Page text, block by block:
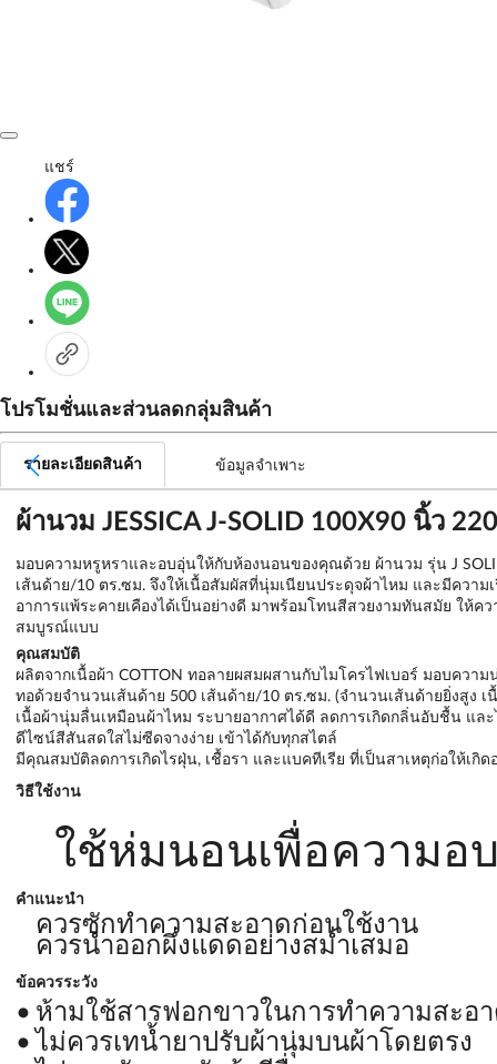
แชร์
โปรโมชั่นและส่วนลดกลุ่มสินค้า
รายละเอียดสินค้า ข้อมูลจำเพาะ
ผ้านวม JESSICA J-SOLID 100X90 นิ้ว
มอบความหรูหราและอบอุ่นให้กับห้องนอนของคุณด้วย ผ้านวม รุ่น J
เส้นด้าย/10 ตร.ซม. จึงให้เนื้อสัมผัสที่นุ่มเนียนประดุจผ้าไหม และมีควา
อาการแพ้ระคายเคืองได้เป็นอย่างดี มาพร้อมโทนสีสวยงามทันสมัย ให้
สมบูรณ์แบบ
คุณสมบัติ
ผลิตจากเนื้อผ้า COTTON ทอลายผสมผสานกับไมโครไฟเบอร์ มอบควา
ทอด้วยจำนวนเส้นด้าย 500 เส้นด้าย/10 ตร.ซม. (จำนวนเส้นด้ายยิ่งสูง เ
เนื้อผ้านุ่มลื่นเหมือนผ้าไหม ระบายอากาศได้ดี ลดการเกิดกลิ่นอับชื้น และ
ดีไซน์สีสันสดใสไม่ซีดจางง่าย เข้าได้กับทุกสไตล์
มีคุณสมบัติลดการเกิดไรฝุ่น, เชื้อรา และแบคทีเรีย ที่เป็นสาเหตุก่อให้เกิด
วิธีใช้งาน
ใช้ห่มนอนเพื่อความอ
คำแนะนำ
ควรซักทำความสะอาดก่อนใช้งาน
ควรนำออกผึ่งแดดอย่างสม่ำเสมอ
ข้อควรระวัง
ห้ามใช้สารฟอกขาวในการทำความสะอ
ไม่ควรเทน้ำยาปรับผ้านุ่มบนผ้าโดยตรง